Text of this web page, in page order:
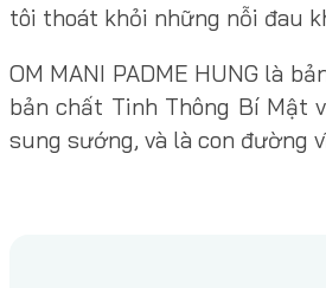
tôi thoát khỏi những nỗi đau
OM MANI PADME HUNG là
bản chất Tinh Thông Bí Mật
sung sướng, và là con đường